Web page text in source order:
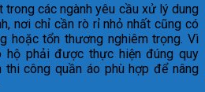
các ngành yêu cầu xử lý dung
nơi chỉ cần rò rỉ nhỏ nhất cũng có
hoặc tổn thương nghiêm trọng. Vì
phải được thực hiện đúng quy
công quần áo phù hợp để nâng